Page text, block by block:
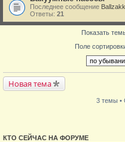
Последнее сообщение Ballzakk
Ответы: 21
Показать
Поле
Новая тема
3 темы •
КТО СЕЙЧАС НА ФОРУМЕ